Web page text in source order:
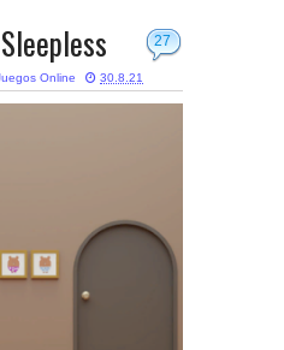
27
Online 30.8.21